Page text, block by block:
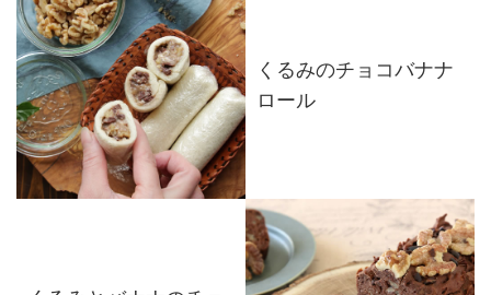
くるみのチョコバナナ
ロール